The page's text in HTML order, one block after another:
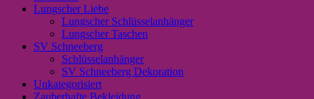
Lungscher Liebe
Lungscher Schlüsselanhänger
Lungscher Taschen
SV Schneeberg
Schlüsselanhänger
SV Schneeberg Dekoration
Unkategorisiert
Zauberhafte Bekleidung